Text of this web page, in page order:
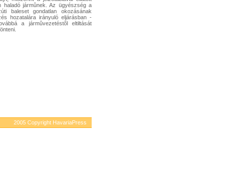
haladó jármûnek. Az ügyészség a
baleset gondatlan okozásának
hozatalára irányuló eljárásban -
a jármûvezetéstõl eltiltását
2005 Copyright HavariaPress